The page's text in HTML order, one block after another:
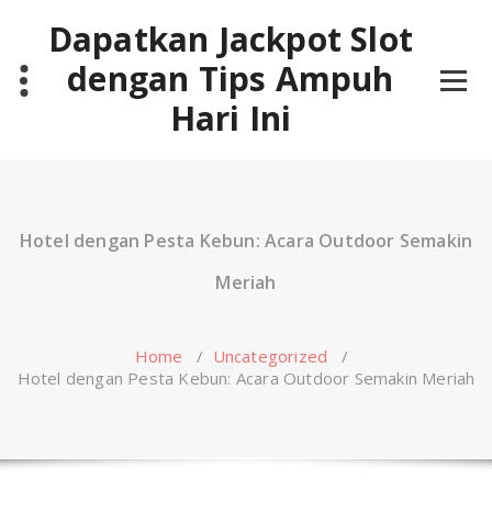
contentDapatkan Jackpot Slot
dengan Tips Ampuh
Hari Ini
Hotel dengan Pesta Kebun: Acara Outdoor Semakin
Meriah
Home / Uncategorized /
Hotel dengan Pesta Kebun: Acara Outdoor Semakin Meriah